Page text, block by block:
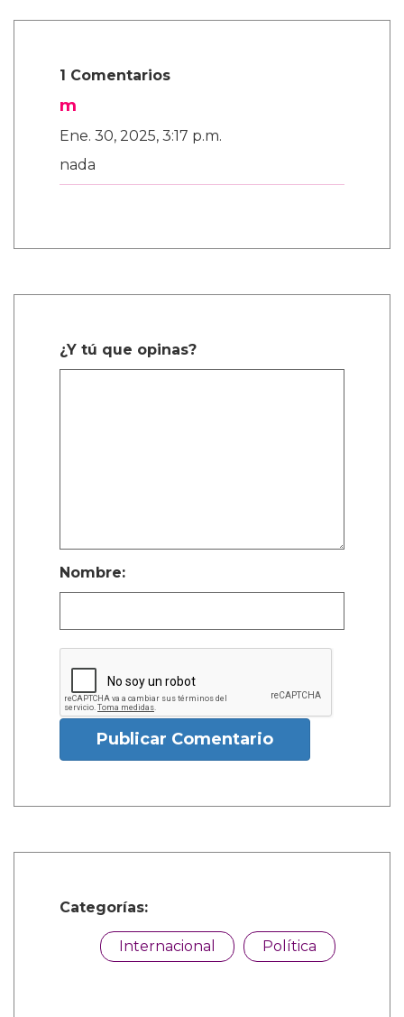
1 Comentarios
m
Ene. 30, 2025, 3:17 p.m.
nada
¿Y tú que opinas?
Nombre:
Publicar Comentario
Categorías:
Internacional Política